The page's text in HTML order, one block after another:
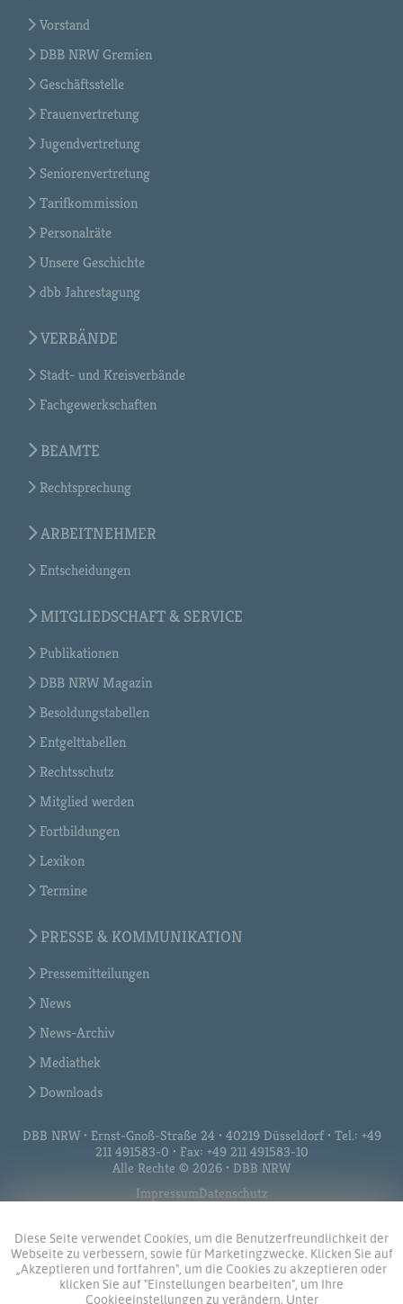
Diese Seite verwendet Cookies, um die Benutzerfreundlichkeit der
Webseite zu verbessern, sowie für Marketingzwecke. Klicken Sie auf
„Akzeptieren und fortfahren", um die Cookies zu akzeptieren oder
klicken Sie auf "Einstellungen bearbeiten", um Ihre
Cookieeinstellungen zu verändern. Unter
Vorstand
DBB NRW Gremien
Geschäftsstelle
Frauenvertretung
Jugendvertretung
Seniorenvertretung
Tarifkommission
Personalräte
Unsere Geschichte
dbb Jahrestagung
VERBÄNDE
Stadt- und Kreisverbände
Fachgewerkschaften
BEAMTE
Rechtsprechung
ARBEITNEHMER
Entscheidungen
MITGLIEDSCHAFT & SERVICE
Publikationen
DBB NRW Magazin
Besoldungstabellen
Entgelttabellen
Rechtsschutz
Mitglied werden
Fortbildungen
Lexikon
Termine
PRESSE & KOMMUNIKATION
Pressemitteilungen
News
News-Archiv
Mediathek
Downloads
DBB NRW • Ernst-Gnoß-Straße 24 • 40219 Düsseldorf • Tel.: +49
211 491583-0 • Fax: +49 211 491583-10
Alle Rechte © 2026 • DBB NRW
ImpressumDatenschutz